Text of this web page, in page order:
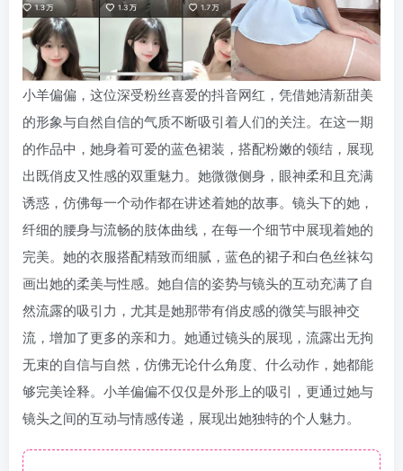
小羊偏偏，这位深受粉丝喜爱的抖音网红，凭借她清新甜美
的形象与自然自信的气质不断吸引着人们的关注。在这一期
的作品中，她身着可爱的蓝色裙装，搭配粉嫩的领结，展现
出既俏皮又性感的双重魅力。她微微侧身，眼神柔和且充满
诱惑，仿佛每一个动作都在讲述着她的故事。镜头下的她，
纤细的腰身与流畅的肢体曲线，在每一个细节中展现着她的
完美。她的衣服搭配精致而细腻，蓝色的裙子和白色丝袜勾
画出她的柔美与性感。她自信的姿势与镜头的互动充满了自
然流露的吸引力，尤其是她那带有俏皮感的微笑与眼神交
流，增加了更多的亲和力。她通过镜头的展现，流露出无拘
无束的自信与自然，仿佛无论什么角度、什么动作，她都能
够完美诠释。小羊偏偏不仅仅是外形上的吸引，更通过她与
镜头之间的互动与情感传递，展现出她独特的个人魅力。